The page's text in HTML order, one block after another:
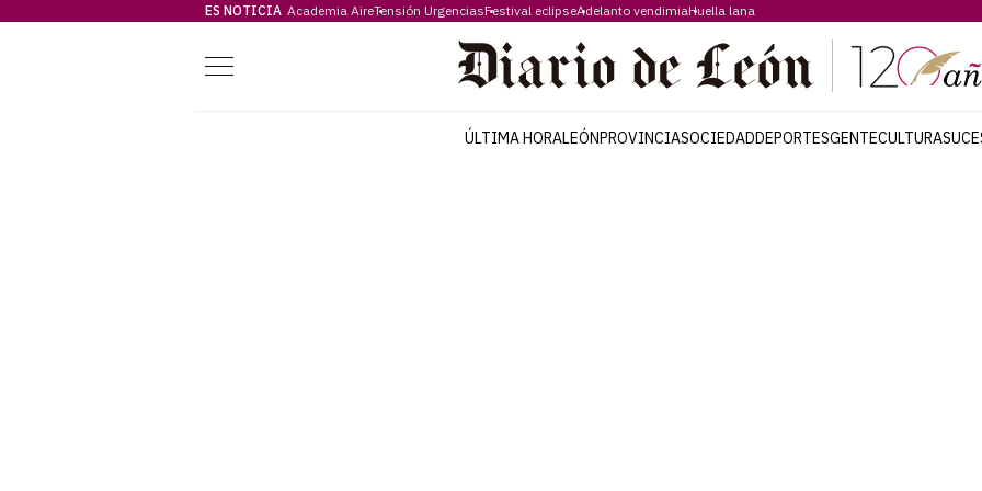
ES NOTICIA Academia AireTensión UrgenciasFestival eclipseAdelanto vendimiaHuella lana
Menú
ÚLTIMA HORALEÓNPROVINCIASOCIEDADDEPORTESGENTECULTURA